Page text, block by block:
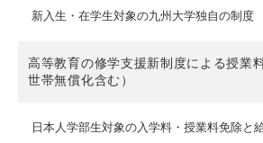
新入生・在学生対象の九州大学独自の制度
高等教育の修学支援新制度による授業
世帯無償化含む）
日本人学部生対象の入学料・授業料免除と